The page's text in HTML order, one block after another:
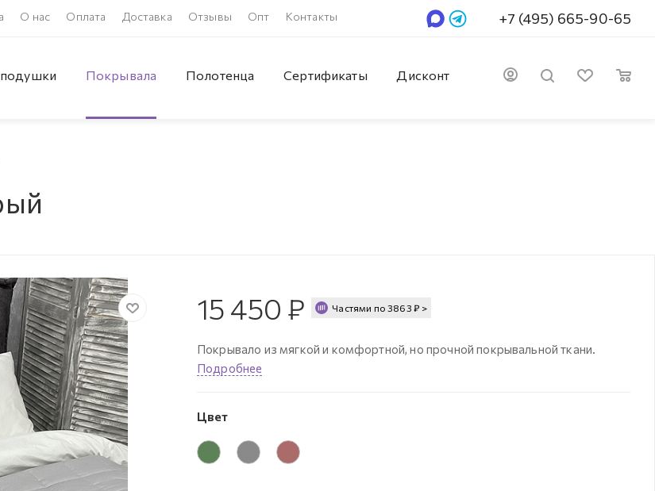
О нас Оплата Доставка Отзывы Опт Контакты +7 (495) 665-90-65
Покрывала Полотенца Сертификаты Дисконт
15 450 ₽ Частями по3863 ₽ >
Покрывало из мягкой и комфортной, но прочной покрывальной ткани.
Подробнее
Цвет